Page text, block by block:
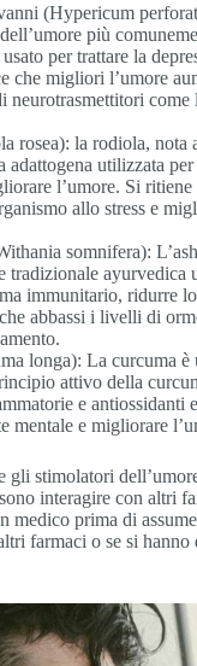
(Hypericum
più
per trattare la
che migliori l’umore
neurotrasmettitori come
rosea): la rodiola, nota
adattogena utilizzata
l’umore. Si
allo stress e
somnifera):
tradizionale ayurvedica
immunitario, ridurre
abbassi i livelli di
longa): La curcuma è
attivo della
e antiossidanti
mentale e migliorare
gli stimolatori
interagire con altri
medico prima di
farmaci o se si